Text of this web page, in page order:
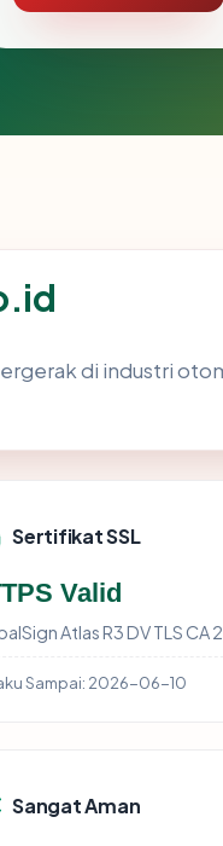
di industri
Sertifikat SSL
Valid
Atlas R3 DV TLS CA
Sampai: 2026-06-10
Sangat Aman